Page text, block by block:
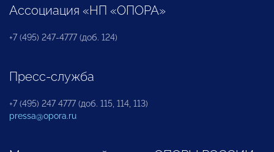
Ассоциация «НП «ОПОРА»
+7 (495) 247-4777 (доб. 124)
Пресс-служба
+7 (495) 247 4777 (доб. 115, 114, 113)
pressa@opora.ru